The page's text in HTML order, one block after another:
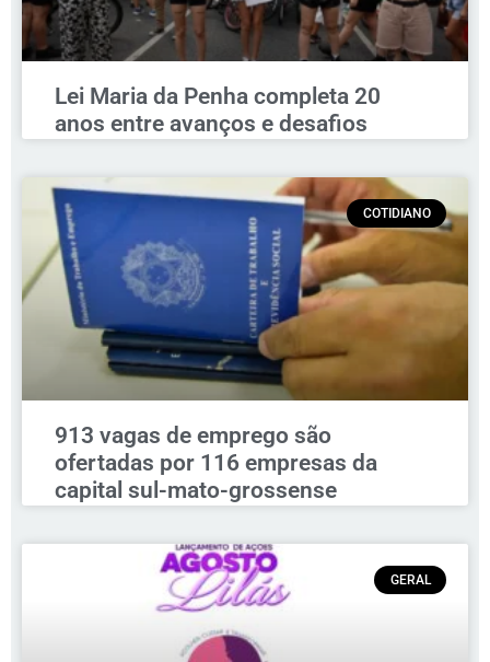
Lei Maria da Penha completa 20
anos entre avanços e desafios
COTIDIANO
913 vagas de emprego são
ofertadas por 116 empresas da
capital sul-mato-grossense
GERAL